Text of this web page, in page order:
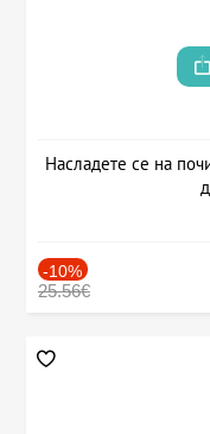
Насладете се на
-10%
25.56€